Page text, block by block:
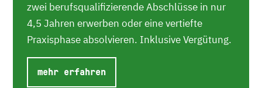
zwei berufsqualifizierende Abschlüsse in nur
4,5 Jahren erwerben oder eine vertiefte
Praxisphase absolvieren. Inklusive Vergütung.
mehr erfahren